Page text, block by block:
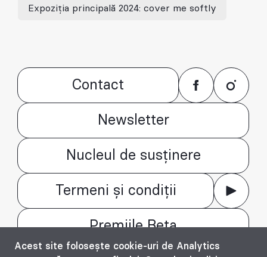
Expoziția principală 2024: cover me softly
Acest site folosește cookie-uri de Analytics
Contact
Newsletter
Nucleul de susținere
Termeni și condiții
Premiile Beta